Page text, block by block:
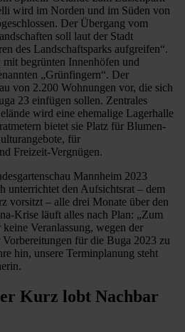
wird im Norden und im Süden von
Der Übergang vom
soll laut der Stadt
des Landschaftsparks aufgreifen“.
mit begrünten Innenhöfen und
„Grünfingern“. Der
von 2.200 Wohnungen vor, die sich
23 einfügen sollen. Zentrales
wird eine ehemalige Lagerhalle
bietet sie Platz für ­Blumen-
für
Freizeit-Vergnügen.
Mannheim 2023
unterrichtet den Aufsichtsrat – dem
vorsitzt – alle drei Monate über den
Krise läuft alles nach Plan: „Zum
Veranlassung, wegen der
für die Buga 2023 zu
hin, unsere Terminplanung steht
Kurz lobt Nachbar